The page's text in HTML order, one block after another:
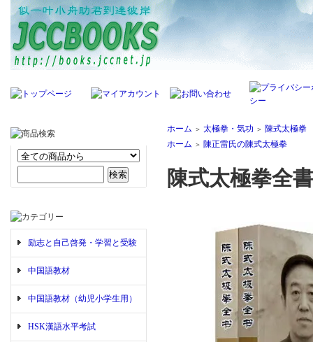
励志と自己啓発・学習と受験
中国語教材
中国語教材（幼児小学生用）
HSK漢語水平考試
ホーム ＞ 太極拳・気功 ＞ 陳式太極拳
ホーム ＞ 陳正雷氏の陳式太極拳
陳式太極拳全